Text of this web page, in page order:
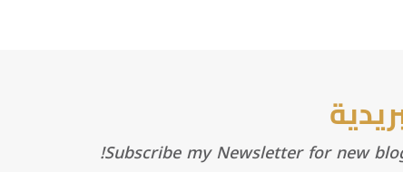
Subscribe my Newsletter for new